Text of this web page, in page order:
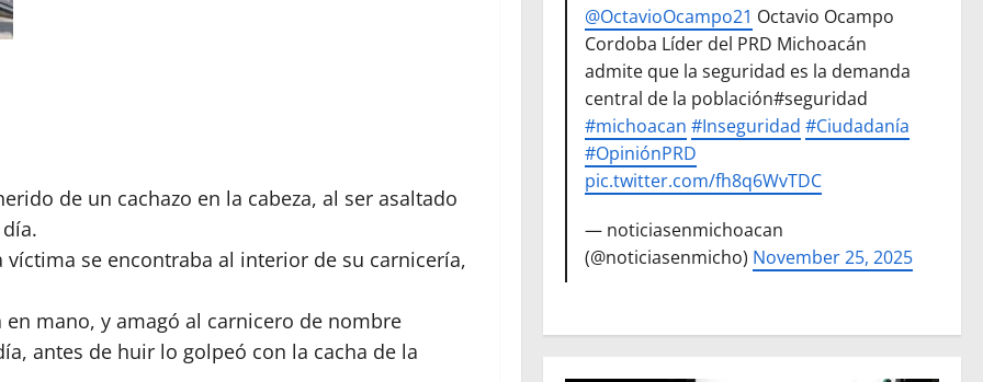
de un cachazo en la cabeza, al ser asaltado
se encontraba al interior de su carnicería,
mano, y amagó al carnicero de nombre
antes de huir lo golpeó con la cacha de la
@OctavioOcampo21 Octavio Ocampo
Cordoba Líder del PRD Michoacán
admite que la seguridad es la demanda
central de la población#seguridad
#michoacan #Inseguridad #Ciudadanía
#OpiniónPRD
pic.twitter.com/fh8q6WvTDC
— noticiasenmichoacan
(@noticiasenmicho) November 25, 2025